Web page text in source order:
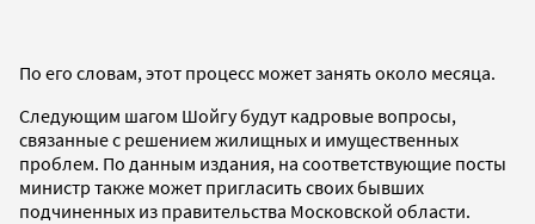
По его словам, этот процесс может занять около месяца.
Следующим шагом Шойгу будут кадровые вопросы,
связанные с решением жилищных и имущественных
проблем. По данным издания, на соответствующие посты
министр также может пригласить своих бывших
подчиненных из правительства Московской области.